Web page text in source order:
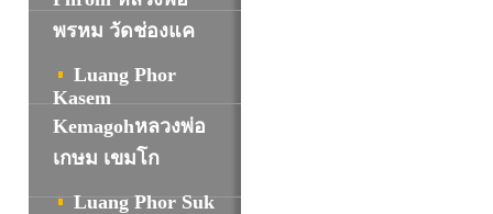
พรหม วัดช่องแค
Luang Phor
Kasem
Kemagohหลวงพ่อ
เกษม เขมโก
Luang Phor Suk